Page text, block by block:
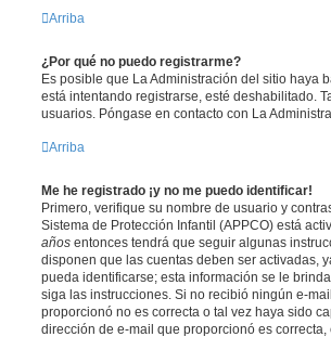
Arriba
¿Por qué no puedo registrarme?
Es posible que La Administración del sitio haya
está intentando registrarse, esté deshabilitado.
usuarios. Póngase en contacto con La
Arriba
Me he registrado ¡y no me puedo identificar!
Primero, verifique su nombre de usuario y
Sistema de Protección Infantil (APPCO) está
años entonces tendrá que seguir algunas
disponen que las cuentas deben ser activadas,
pueda identificarse; esta información se le
siga las instrucciones. Si no recibió ningún e-
proporcionó no es correcta o tal vez haya sido
dirección de e-mail que proporcionó es